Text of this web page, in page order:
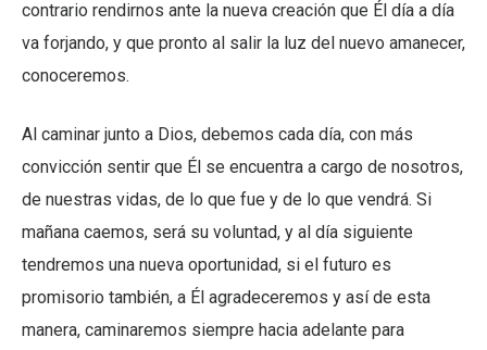
contrario rendirnos ante la nueva creación que Él día a día
va forjando, y que pronto al salir la luz del nuevo amanecer,
conoceremos.
Al caminar junto a Dios, debemos cada día, con más
convicción sentir que Él se encuentra a cargo de nosotros,
de nuestras vidas, de lo que fue y de lo que vendrá. Si
mañana caemos, será su voluntad, y al día siguiente
tendremos una nueva oportunidad, si el futuro es
promisorio también, a Él agradeceremos y así de esta
manera, caminaremos siempre hacia adelante para